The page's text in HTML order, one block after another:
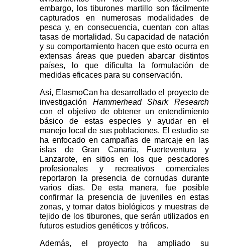
embargo, los tiburones martillo son fácilmente
capturados en numerosas modalidades de
pesca y, en consecuencia, cuentan con altas
tasas de mortalidad. Su capacidad de natación
y su comportamiento hacen que esto ocurra en
extensas áreas que pueden abarcar distintos
países, lo que dificulta la formulación de
medidas eficaces para su conservación.
Así, ElasmoCan ha desarrollado el proyecto de
investigación Hammerhead Shark Research
con el objetivo de obtener un entendimiento
básico de estas especies y ayudar en el
manejo local de sus poblaciones. El estudio se
ha enfocado en campañas de marcaje en las
islas de Gran Canaria, Fuerteventura y
Lanzarote, en sitios en los que pescadores
profesionales y recreativos comerciales
reportaron la presencia de cornudas durante
varios días. De esta manera, fue posible
confirmar la presencia de juveniles en estas
zonas, y tomar datos biológicos y muestras de
tejido de los tiburones, que serán utilizados en
futuros estudios genéticos y tróficos.
Además, el proyecto ha ampliado su